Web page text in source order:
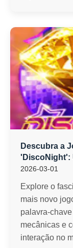
Descubra a
'DiscoNight':
2026-03-01
Explore o
mais novo
palavra-
mecânicas e
interação no